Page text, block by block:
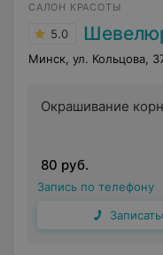
САЛОН КРАСОТЫ
5.0
Минск, ул. Кольцова,
Окрашивание
80 руб.
Запись по телефону